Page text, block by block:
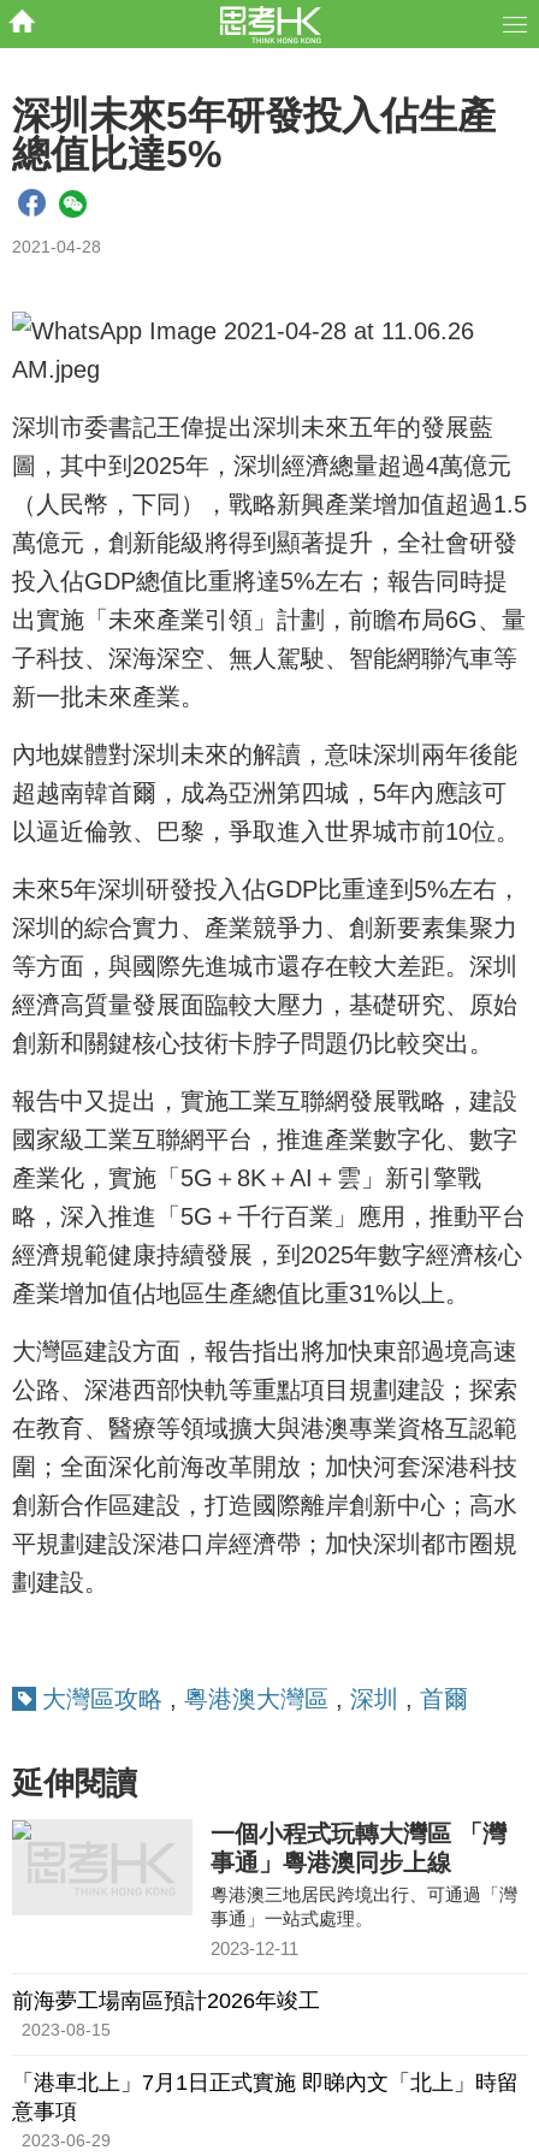
深圳未來5年研發投入佔生產
總值比達5%
2021-04-28
深圳市委書記王偉提出深圳未來五年的發展藍
圖，其中到2025年，深圳經濟總量超過4萬億元
（人民幣，下同），戰略新興產業增加值超過1.5
萬億元，創新能級將得到顯著提升，全社會研發
投入佔GDP總值比重將達5%左右；報告同時提
出實施「未來產業引領」計劃，前瞻布局6G、量
子科技、深海深空、無人駕駛、智能網聯汽車等
新一批未來產業。
內地媒體對深圳未來的解讀，意味深圳兩年後能
超越南韓首爾，成為亞洲第四城，5年內應該可
以逼近倫敦、巴黎，爭取進入世界城市前10位。
未來5年深圳研發投入佔GDP比重達到5%左右，
深圳的綜合實力、產業競爭力、創新要素集聚力
等方面，與國際先進城市還存在較大差距。深圳
經濟高質量發展面臨較大壓力，基礎研究、原始
創新和關鍵核心技術卡脖子問題仍比較突出。
報告中又提出，實施工業互聯網發展戰略，建設
國家級工業互聯網平台，推進產業數字化、數字
產業化，實施「5G＋8K＋AI＋雲」新引擎戰
略，深入推進「5G＋千行百業」應用，推動平台
經濟規範健康持續發展，到2025年數字經濟核心
產業增加值佔地區生產總值比重31%以上。
大灣區建設方面，報告指出將加快東部過境高速
公路、深港西部快軌等重點項目規劃建設；探索
在教育、醫療等領域擴大與港澳專業資格互認範
圍；全面深化前海改革開放；加快河套深港科技
創新合作區建設，打造國際離岸創新中心；高水
平規劃建設深港口岸經濟帶；加快深圳都市圈規
劃建設。
大灣區攻略 , 粵港澳大灣區 , 深圳 , 首爾
延伸閱讀
一個小程式玩轉大灣區 「灣
事通」粵港澳同步上線
粵港澳三地居民跨境出行、可通過「灣
事通」一站式處理。
2023-12-11
前海夢工場南區預計2026年竣工
2023-08-15
「港車北上」7月1日正式實施 即睇內文「北上」時留
意事項
2023-06-29